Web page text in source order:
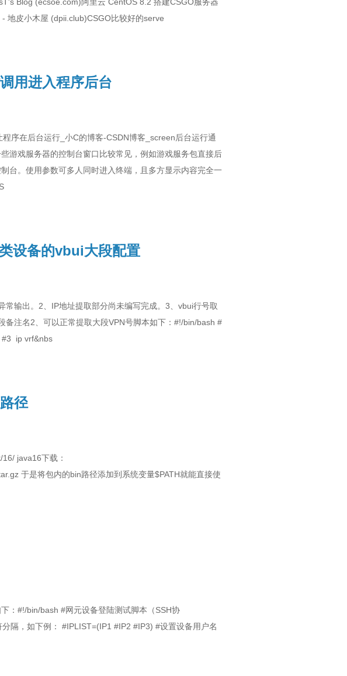
地皮小木屋 (dpii.club)CSGO比较好的serve
用进入程序后台
序在后台运行_小C的博客-CSDN博客_screen后台运行通
游戏服务器的控制台窗口比较常见，例如游戏服务包直接后
台。使用参数可多人同时进入终端，且多方显示内容完全一
设备的vbui大段配置
输出。2、IP地址提取部分尚未编写完成。3、vbui行号取
注名2、可以正常提取大段VPN号脚本如下：#!/bin/bash #
#3 ip vrf&nbs
径
java16下载：
于是将包内的bin路径添加到系统变量$PATH就能直接使
：#!/bin/bash #网元设备登陆测试脚本（SSH协
隔，如下例： #IPLIST=(IP1 #IP2 #IP3) #设置设备用户名